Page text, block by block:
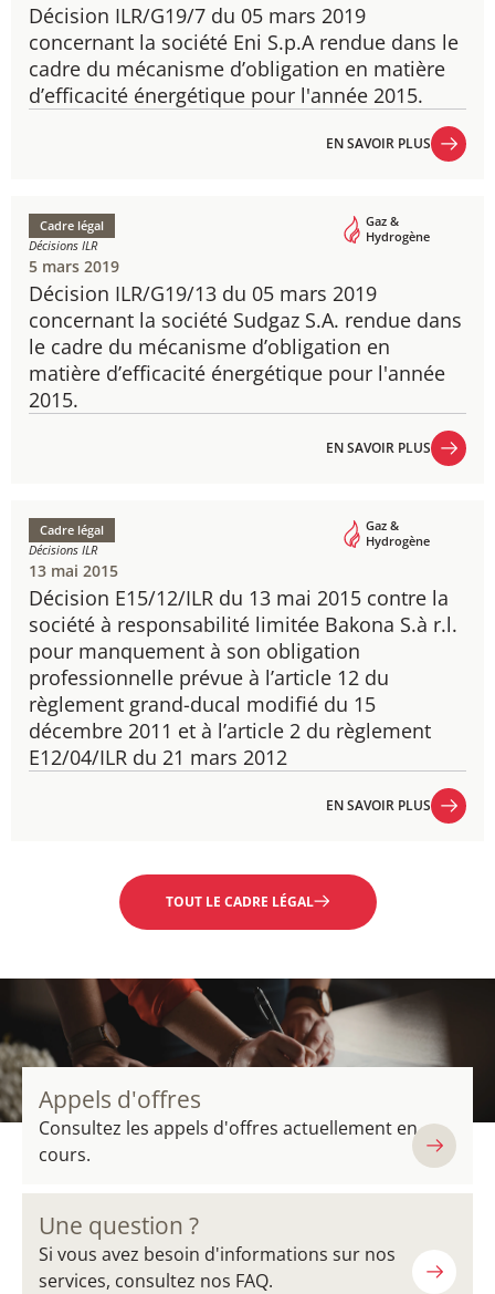
Décision ILR/G19/7 du 05 mars 2019 ​
concernant la société Eni S.p.A rendue dans le
cadre du mécanisme d’obligation en matière
d’efficacité énergétique pour l'année 2015.
EN SAVOIR PLUS
Décision ILR/G19/13 du 05 mars 2019 ​
concernant la société Sudgaz S.A. rendue dans
le cadre du mécanisme d’obligation en
matière d’efficacité énergétique pour l'année
2015.
Cadre légal
Décisions ILR
Gaz &
Hydrogène
5 mars 2019
EN SAVOIR PLUS
Décision E15/12/ILR du 13 mai 2015 ​contre la
société à responsabilité limitée Bakona S.à r.l.
pour manquement à son obligation
professionnelle prévue à l’article 12 du
règlement grand-ducal modifié du 15
décembre 2011 et à l’article 2 du règlement
E12/04/ILR du 21 mars 2012
Cadre légal
Décisions ILR
Gaz &
Hydrogène
13 mai 2015
EN SAVOIR PLUS
TOUT LE CADRE LÉGAL
Appels d'offres
Consultez les appels d'offres actuellement en
cours.
Une question ?
Si vous avez besoin d'informations sur nos
services, consultez nos FAQ.